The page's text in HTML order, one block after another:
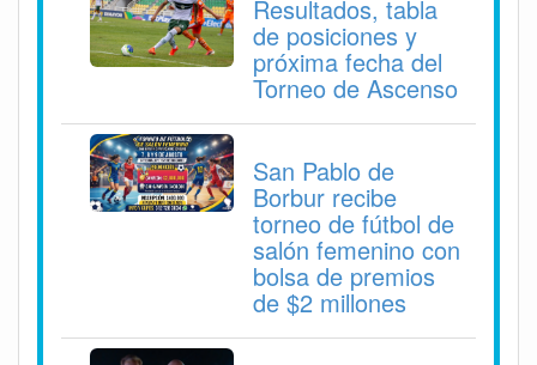
Resultados, tabla
de posiciones y
próxima fecha del
Torneo de Ascenso
San Pablo de
Borbur recibe
torneo de fútbol de
salón femenino con
bolsa de premios
de $2 millones